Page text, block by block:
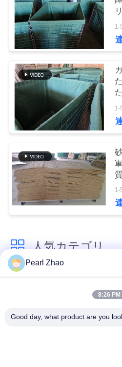
場
ツ
品
質
管
連
絡
だ
1-
1-
人気カテゴリ
ガビオン製のマット
Pearl Zhao
8:26 PM
Good day, what product are you